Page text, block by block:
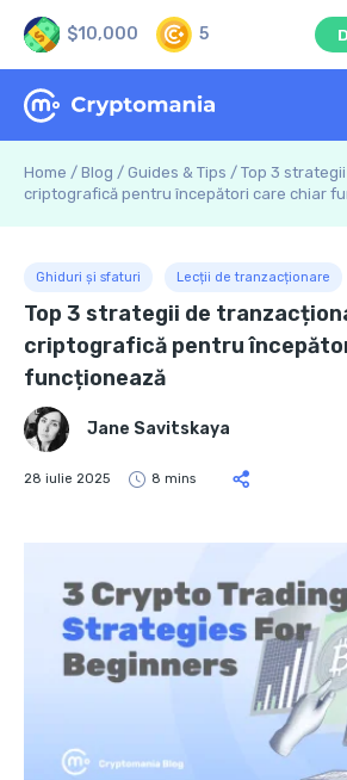
$10,000 5
Home / Blog / Guides & Tips / Top 3
criptografică pentru începători care chiar
Ghiduri și sfaturi Lecții de tranzacționare
Top 3 strategii de
criptografică pentru
funcționează
Jane Savitskaya
28 iulie 2025 8 mins